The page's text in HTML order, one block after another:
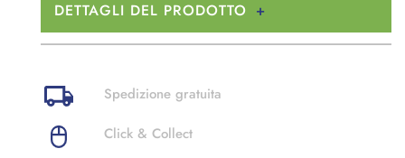
DETTAGLI DEL PRODOTTO
Spedizione gratuita
Click & Collect